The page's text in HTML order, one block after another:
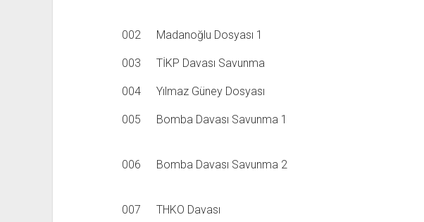
002 Madanoğlu Dosyası 1
003 TİKP Davası Savunma
004 Yılmaz Güney Dosyası
005 Bomba Davası Savunma 1
006 Bomba Davası Savunma 2
007 THKO Davası